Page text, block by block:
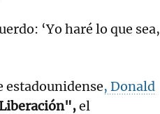
‘Yo haré lo que sea,
estadounidense, Donald
el